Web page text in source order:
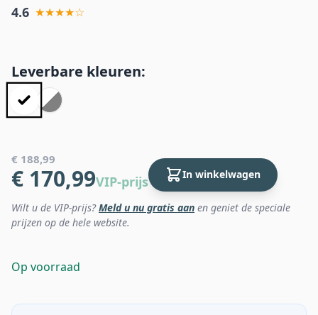
4.6 ★★★★☆
Leverbare kleuren:
€ 188,99
€ 170,99VIP-prijs In winkelwagen
Wilt u de VIP-prijs?Meld u nu gratis aan en geniet de speciale
prijzen op de hele website.
Op voorraad